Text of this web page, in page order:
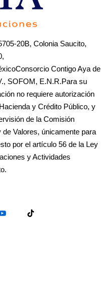
20B, Colonia Saucito,
Contigo Aya de
SOFOM, E.N.R.Para su
no requiere autorización
y Crédito Público, y
de la Comisión
Valores, únicamente para
por el artículo 56 de la Ley
y Actividades